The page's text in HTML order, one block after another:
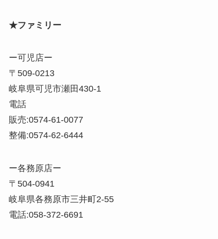
★ファミリー
ー可児店ー
〒509-0213
岐阜県可児市瀬田430-1
電話
販売:0574-61-0077
整備:0574-62-6444
ー各務原店ー
〒504-0941
岐阜県各務原市三井町2-55
電話:058-372-6691